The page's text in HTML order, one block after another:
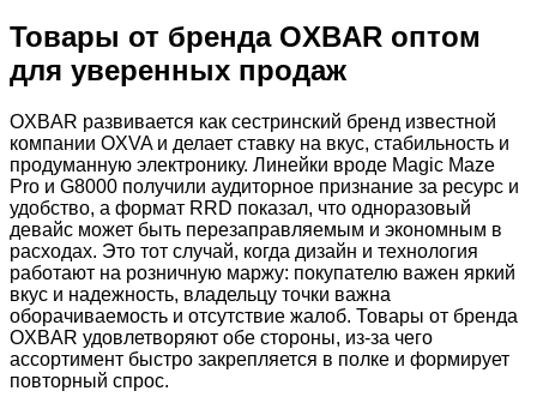
Товары от бренда OXBAR оптом
для уверенных продаж
OXBAR развивается как сестринский бренд известной
компании OXVA и делает ставку на вкус, стабильность и
продуманную электронику. Линейки вроде Magic Maze
Pro и G8000 получили аудиторное признание за ресурс и
удобство, а формат RRD показал, что одноразовый
девайс может быть перезаправляемым и экономным в
расходах. Это тот случай, когда дизайн и технология
работают на розничную маржу: покупателю важен яркий
вкус и надежность, владельцу точки важна
оборачиваемость и отсутствие жалоб. Товары от бренда
OXBAR удовлетворяют обе стороны, из-за чего
ассортимент быстро закрепляется в полке и формирует
повторный спрос.